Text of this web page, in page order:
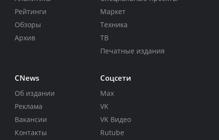
Рейтинги
Обзоры
Архив
Маркет
Техника
ТВ
Печатные издания
CNews
Об издании
Реклама
Вакансии
Контакты
Соцсети
Max
VK
VK Видео
Rutube